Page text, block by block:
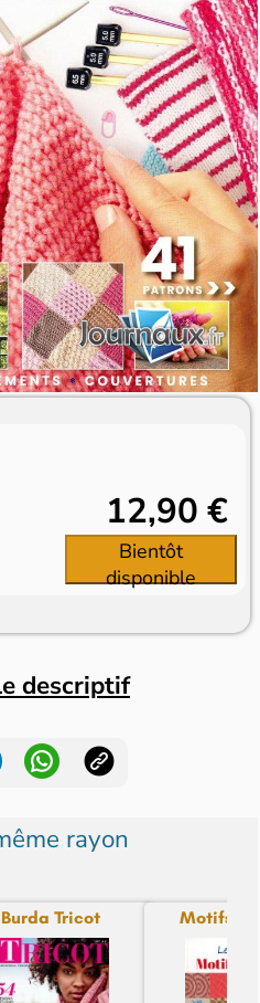
12,90 €
Bientôt
disponible
descriptif
rayon
Burda Tricot Motifs à